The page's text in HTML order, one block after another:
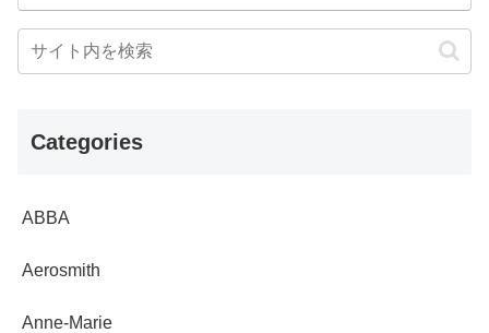
Categories
ABBA
Aerosmith
Anne-Marie